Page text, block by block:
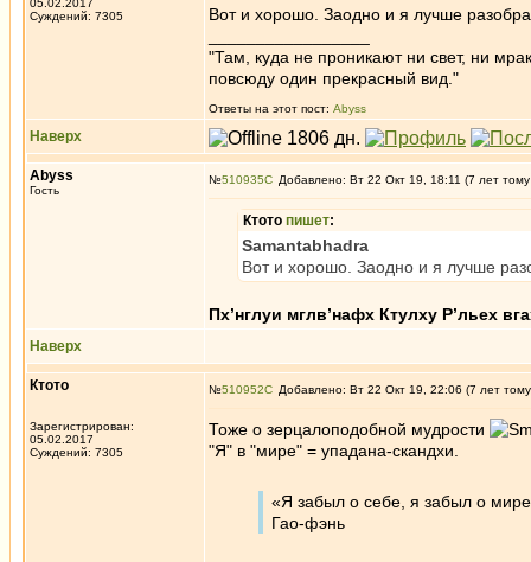
05.02.2017
Суждений: 7305
Вот и хорошо. Заодно и я лучше
"Там, куда не проникают ни свет, ни
повсюду один прекрасный вид."
Ответы на этот пост: Abyss
Наверх
Abyss
Гость
№510935 Добавлено: Вт 22 Окт 19, 18:11 (7 лет
Ктото пишет:
Samantabhadra
Вот и хорошо. Заодно и я лучше
Пх’нглуи мглв’нафх Ктулху Р’льех
Наверх
Ктото
Зарегистрирован:
05.02.2017
Суждений: 7305
№510952 Добавлено: Вт 22 Окт 19, 22:06 (7 лет
Тоже о зерцалоподобной мудрости
"Я" в "мире" = упадана-скандхи.
«Я забыл о себе, я забыл о
Гао-фэнь